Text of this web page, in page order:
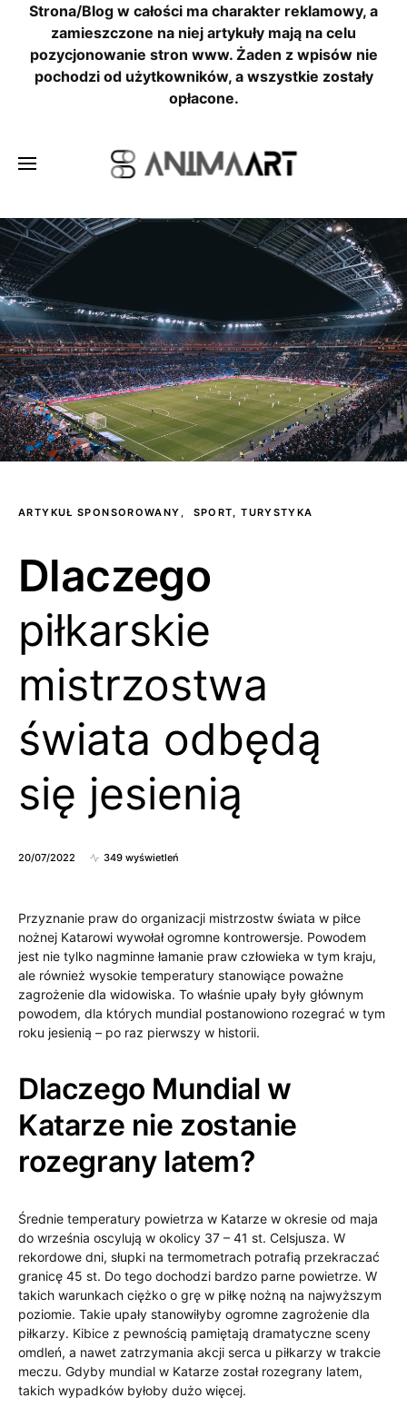
Strona/Blog w całości ma charakter reklamowy, a
zamieszczone na niej artykuły mają na celu
pozycjonowanie stron www. Żaden z wpisów nie
pochodzi od użytkowników, a wszystkie zostały
opłacone.
ARTYKUŁ SPONSOROWANY SPORT, TURYSTYKA
Dlaczego
piłkarskie
mistrzostwa
świata odbędą
się jesienią
20/07/2022 349 wyświetleń
Przyznanie praw do organizacji mistrzostw świata w piłce
nożnej Katarowi wywołał ogromne kontrowersje. Powodem
jest nie tylko nagminne łamanie praw człowieka w tym kraju,
ale również wysokie temperatury stanowiące poważne
zagrożenie dla widowiska. To właśnie upały były głównym
powodem, dla których mundial postanowiono rozegrać w tym
roku jesienią – po raz pierwszy w historii.
Dlaczego Mundial w
Katarze nie zostanie
rozegrany latem?
Średnie temperatury powietrza w Katarze w okresie od maja
do września oscylują w okolicy 37 – 41 st. Celsjusza. W
rekordowe dni, słupki na termometrach potrafią przekraczać
granicę 45 st. Do tego dochodzi bardzo parne powietrze. W
takich warunkach ciężko o grę w piłkę nożną na najwyższym
poziomie. Takie upały stanowiłyby ogromne zagrożenie dla
piłkarzy. Kibice z pewnością pamiętają dramatyczne sceny
omdleń, a nawet zatrzymania akcji serca u piłkarzy w trakcie
meczu. Gdyby mundial w Katarze został rozegrany latem,
takich wypadków byłoby dużo więcej.